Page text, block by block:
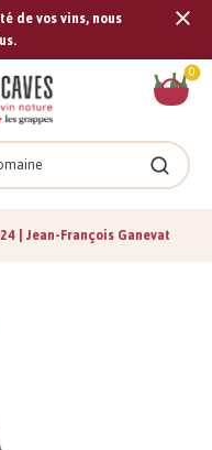
de vos vins, nous
0
| Jean-François Ganevat